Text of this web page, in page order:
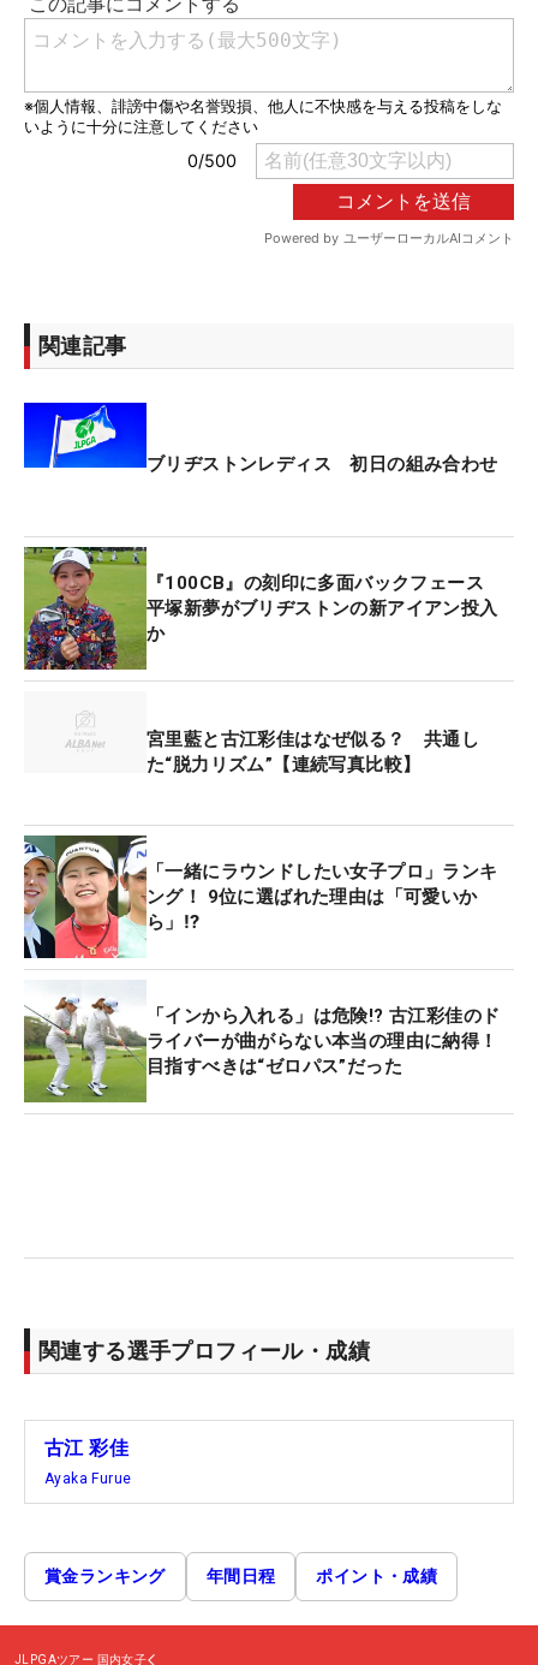
関連記事
ブリヂストンレディス 初日の組み合わせ
『100CB』の刻印に多面バックフェース
平塚新夢がブリヂストンの新アイアン投入
か
宮里藍と古江彩佳はなぜ似る？ 共通し
た“脱力リズム”【連続写真比較】
「一緒にラウンドしたい女子プロ」ランキ
ング！ 9位に選ばれた理由は「可愛いか
ら」⁉
「インから入れる」は危険!? 古江彩佳のド
ライバーが曲がらない本当の理由に納得！
目指すべきは“ゼロパス”だった
関連する選手プロフィール・成績
古江 彩佳
Ayaka Furue
賞金ランキング 年間日程 ポイント・成績
JLPGAツアー 国内女子